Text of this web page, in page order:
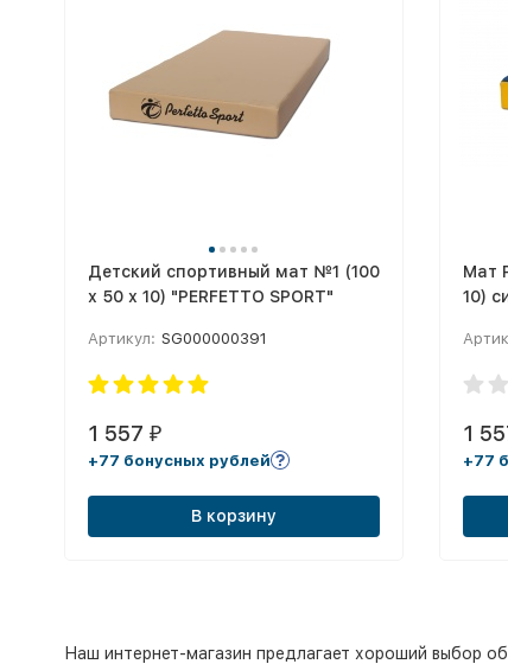
Детский спортивный мат №1 (100
х 50 х 10) "PERFETTO SPORT"
Артикул: SG000000391
1 557 ₽
+77 бонусных рублей
В корзину
Мат
10)
1
+77
Наш интернет-магазин предлагает хороший выбор